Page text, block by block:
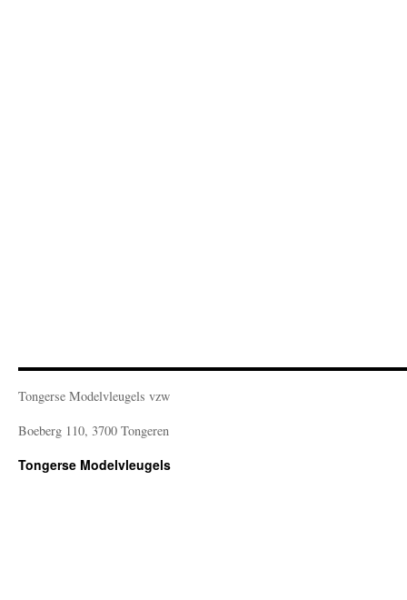
Tongerse Modelvleugels vzw
Boeberg 110, 3700 Tongeren
Tongerse Modelvleugels